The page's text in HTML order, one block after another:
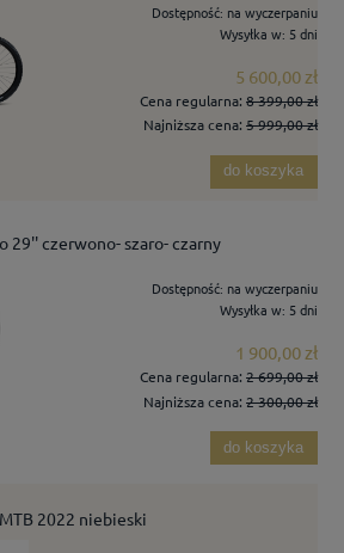
Dostępność: na wyczerpaniu
Wysyłka w: 5 dni
5 600,00 zł
Cena regularna: 8 399,00 zł
Najniższa cena: 5 999,00 zł
do koszyka
29'' czerwono- szaro- czarny
Dostępność: na wyczerpaniu
Wysyłka w: 5 dni
1 900,00 zł
Cena regularna: 2 699,00 zł
Najniższa cena: 2 300,00 zł
do koszyka
2022 niebieski